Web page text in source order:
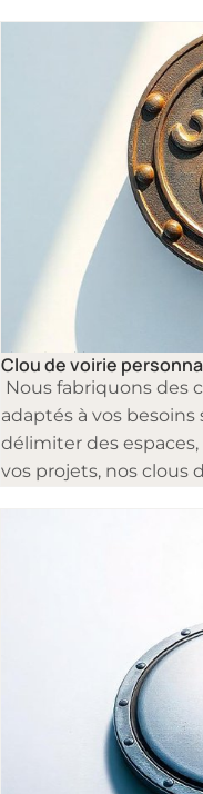
efficacement les
une meilleure
garantissant leur
conditions
expertise pour des
Clous de voirie
Clou de voirie
Nous fabriquons des
adaptés à vos
délimiter des
vos projets, nos clous